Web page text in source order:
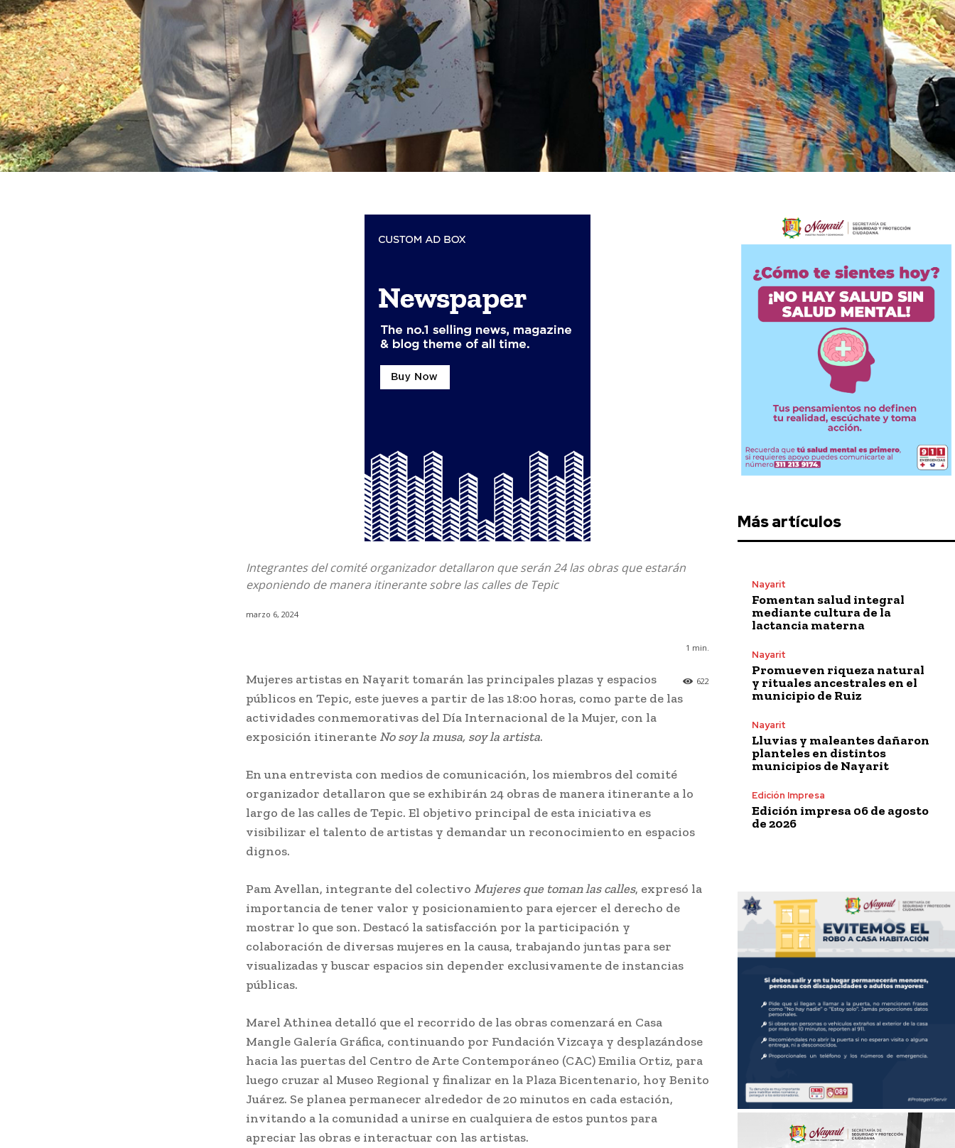
Integrantes del comité organizador detallaron que serán 24 las obras que estarán
exponiendo de manera itinerante sobre las calles de Tepic
marzo 6, 2024
1 min.
622
Mujeres artistas en Nayarit tomarán las principales plazas y espacios
públicos en Tepic, este jueves a partir de las 18:00 horas, como parte de las
actividades conmemorativas del Día Internacional de la Mujer, con la
exposición itinerante No soy la musa, soy la artista.
En una entrevista con medios de comunicación, los miembros del comité
organizador detallaron que se exhibirán 24 obras de manera itinerante a lo
largo de las calles de Tepic. El objetivo principal de esta iniciativa es
visibilizar el talento de artistas y demandar un reconocimiento en espacios
dignos.
Pam Avellan, integrante del colectivo Mujeres que toman las calles, expresó la
importancia de tener valor y posicionamiento para ejercer el derecho de
mostrar lo que son. Destacó la satisfacción por la participación y
colaboración de diversas mujeres en la causa, trabajando juntas para ser
visualizadas y buscar espacios sin depender exclusivamente de instancias
públicas.
Marel Athinea detalló que el recorrido de las obras comenzará en Casa
Mangle Galería Gráfica, continuando por Fundación Vizcaya y desplazándose
hacia las puertas del Centro de Arte Contemporáneo (CAC) Emilia Ortiz, para
luego cruzar al Museo Regional y finalizar en la Plaza Bicentenario, hoy Benito
Juárez. Se planea permanecer alrededor de 20 minutos en cada estación,
invitando a la comunidad a unirse en cualquiera de estos puntos para
apreciar las obras e interactuar con las artistas.
Más artículos
Nayarit
Fomentan salud integral
mediante cultura de la
lactancia materna
Nayarit
Promueven riqueza natural
y rituales ancestrales en el
municipio de Ruiz
Nayarit
Lluvias y maleantes dañaron
planteles en distintos
municipios de Nayarit
Edición Impresa
Edición impresa 06 de agosto
de 2026